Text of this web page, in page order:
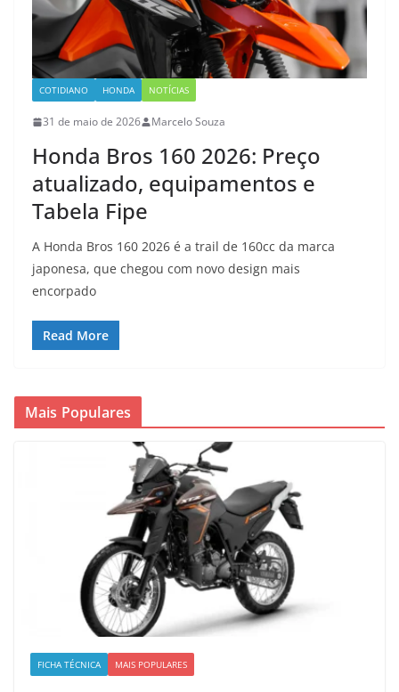
COTIDIANO HONDA NOTÍCIAS
31 de maio de 2026 Marcelo Souza
Honda Bros 160 2026: Preço
atualizado, equipamentos e
Tabela Fipe
A Honda Bros 160 2026 é a trail de 160cc da marca
japonesa, que chegou com novo design mais
encorpado
Read More
Mais Populares
FICHA TÉCNICA MAIS POPULARES